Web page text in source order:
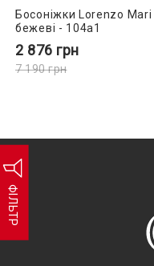
ФІЛЬТР
Босоніжки Lorenzo Mari
бежеві - 104a1
2 876 грн
7 190грн